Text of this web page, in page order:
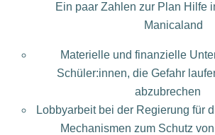
Ein paar Zahlen zur Plan Hilfe
Manicaland
Materielle und finanzielle
Schüler:innen, die Gefahr
abzubrechen
Lobbyarbeit bei der Regierung für
Mechanismen zum Schutz